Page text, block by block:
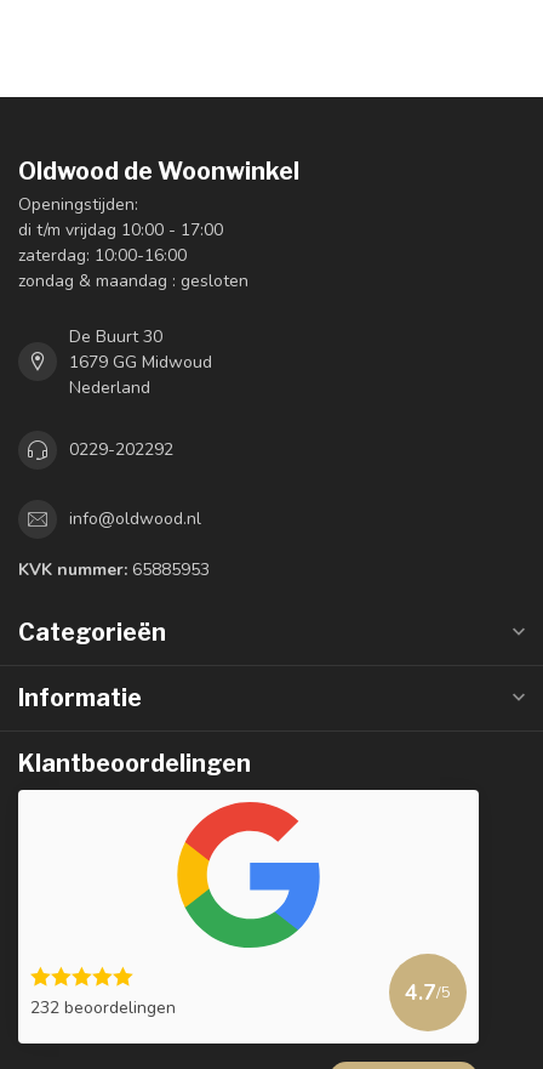
Oldwood de Woonwinkel
Openingstijden:
di t/m vrijdag 10:00 - 17:00
zaterdag: 10:00-16:00
zondag & maandag : gesloten
De Buurt 30
1679 GG Midwoud
Nederland
0229-202292
info@oldwood.nl
KVK nummer: 65885953
Categorieën
Informatie
Klantbeoordelingen
232 beoordelingen
4.7/5